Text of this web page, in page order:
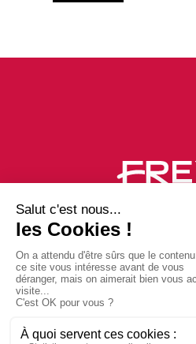
PLAN DU CENTRE
PHOTOS